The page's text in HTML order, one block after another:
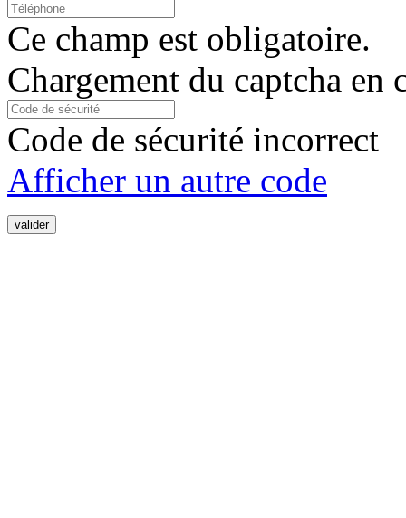
Ce champ est obligatoire.
Chargement du captcha en
Code de sécurité incorrect
Afficher un autre code